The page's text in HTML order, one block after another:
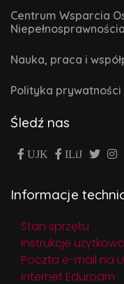
Centrum Wsparcia
Nauka, praca i
Polityka prywatności
Śledź nas
UJK ILiJ
Informacje
Stan sprzętu
Instrukcje
Poczta e-mail na
Internet Eduroam